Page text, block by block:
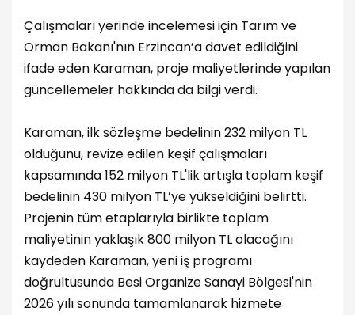
Çalışmaları yerinde incelemesi için Tarım ve
Orman Bakanı'nın Erzincan’a davet edildiğini
ifade eden Karaman, proje maliyetlerinde yapılan
güncellemeler hakkında da bilgi verdi.
Karaman, ilk sözleşme bedelinin 232 milyon TL
olduğunu, revize edilen keşif çalışmaları
kapsamında 152 milyon TL'lik artışla toplam keşif
bedelinin 430 milyon TL’ye yükseldiğini belirtti.
Projenin tüm etaplarıyla birlikte toplam
maliyetinin yaklaşık 800 milyon TL olacağını
kaydeden Karaman, yeni iş programı
doğrultusunda Besi Organize Sanayi Bölgesi'nin
2026 yılı sonunda tamamlanarak hizmete